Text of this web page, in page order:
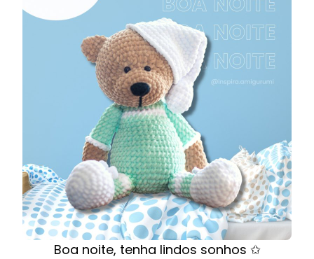
Boa noite, tenha lindos sonhos ✩